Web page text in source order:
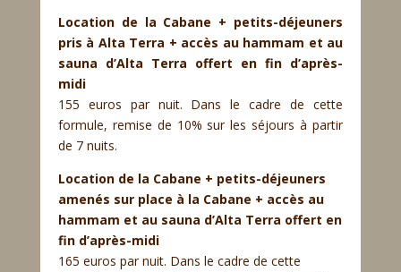
Location de la Cabane + petits-déjeuners
pris à Alta Terra + accès au hammam et au
sauna d’Alta Terra offert en fin d’après-
midi
155 euros par nuit. Dans le cadre de cette
formule, remise de 10% sur les séjours à partir
de 7 nuits.
Location de la Cabane + petits-déjeuners
amenés sur place à la Cabane + accès au
hammam et au sauna d’Alta Terra offert en
fin d’après-midi
165 euros par nuit. Dans le cadre de cette